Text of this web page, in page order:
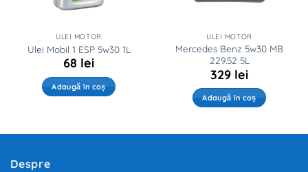
ULEI MOTOR
Ulei Mobil 1 ESP 5w30 1L
68 lei
Adaugă în coș
ULEI MOTOR
Mercedes Benz 5w30 MB
229.52 5L
329 lei
Adaugă în coș
Despre